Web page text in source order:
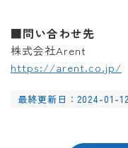
■問い合わせ先
株式会社Arent
https://arent.co.jp/
最終更新日：2024-01-12